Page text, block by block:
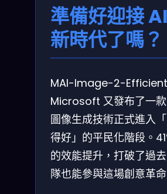
準備好迎接
新時代了嗎？
MAI-Image-2-Efficient
Microsoft 又發布了一
圖像生成技術正式進入
得好」的平民化階段。
的效能提升，打破了過
隊也能參與這場創意革命